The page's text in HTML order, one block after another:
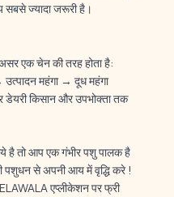
सबसे ज्यादा जरूरी है।
असर एक चेन की तरह होता है:
महंगा → दूध महंगा
डेयरी किसान और उपभोक्ता तक
है तो आप एक गंभीर पशु पालक है
से अपनी आय में वृद्धि करे !
एप्लीकेशन पर फ्री